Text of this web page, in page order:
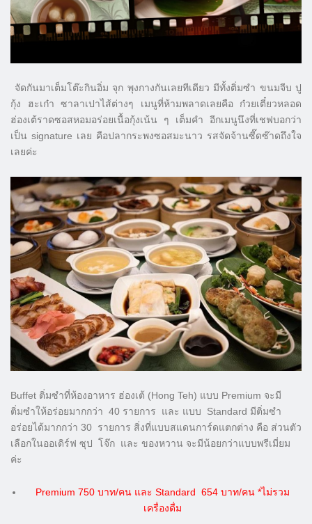
จัดกันมาเต็มโต๊ะกินอิ่ม จุก พุงกางกันเลยทีเดียว มีทั้งติ่มซำ ขนมจีบ ปู
กุ้ง ฮะเก๋า ซาลาเปาไส้ต่างๆ เมนูที่ห้ามพลาดเลยคือ ก๋วยเตี๋ยวหลอด
ฮ่องเต้ราดซอสหอมอร่อยเนื้อกุ้งเน้น ๆ เต็มคำ อีกเมนูนึงที่เชฟบอกว่า
เป็น signature เลย คือปลากระพงซอสมะนาว รสจัดจ้านซี๊ดซ๊าดถึงใจ
เลยค่ะ
Buffet ติ่มซำที่ห้องอาหาร ฮ่องเต้ (Hong Teh) แบบ Premium จะมี
ติ่มซำให้อร่อยมากกว่า 40 รายการ และ แบบ Standard มีติ่มซำ
อร่อยได้มากกว่า 30 รายการ สิ่งที่แบบสแดนการ์ดแตกต่าง คือ ส่วนตัว
เลือกในออเดิร์ฟ ซุป โจ๊ก และ ของหวาน จะมีน้อยกว่าแบบพรีเมี่ยม
ค่ะ
Premium 750 บาท/คน และ Standard 654 บาท/คน *ไม่รวม
เครื่องดื่ม